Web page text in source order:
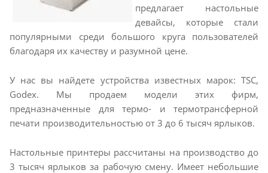
предлагает настольные
девайсы, которые стали
популярными среди большого круга пользователей
благодаря их качеству и разумной цене.
У нас вы найдете устройства известных марок: TSC,
Godex. Мы продаем модели этих фирм,
предназначенные для термо- и термотрансферной
печати производительностью от 3 до 6 тысяч ярлыков.
Настольные принтеры рассчитаны на производство до
3 тысяч ярлыков за рабочую смену. Имеет небольшие